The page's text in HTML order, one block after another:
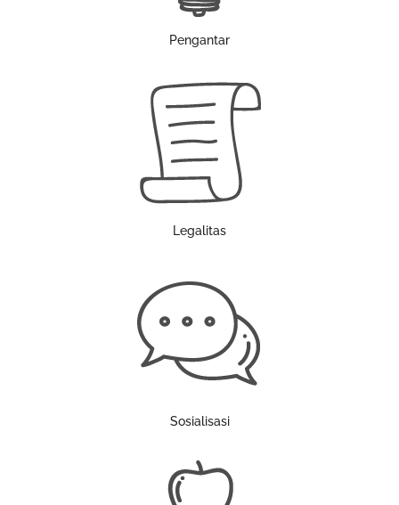
Pengantar
Legalitas
Sosialisasi